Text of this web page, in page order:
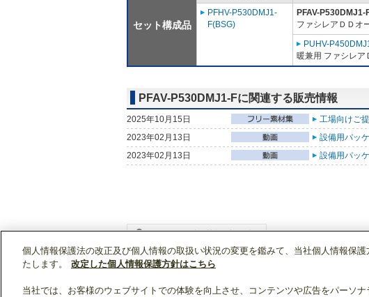
セット構成品
PFHV-P530DMJ1-
F(BSG)
PFAV-P530DMJ1-
ファシレアＤＤオ
PUHV-
暖兼用 ファシレア
PFAV-P530DMJ1-Fに関連する販売情報
2025年10月15日
工場向けご
2023年02月13日
設備用パッ
2023年02月13日
設備用パッ
WIN2Kトップ 製品情報
個人情報保護法の改正及び個人情報の取扱い状況の変更を鑑みて、当社個人情報保
たします。
改定した個人情報保護方針はこちら
当社では、お客様のウェブサイトでの体験を向上させ、コンテンツや広告をパーソ